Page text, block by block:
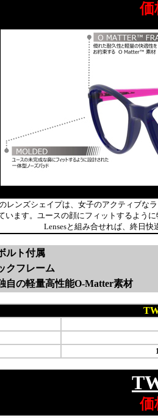
レンズシェイプは、女子のアクティブな
います。ユースの顔にフィットするよう
Lensesと組み合せれば、終日
ルト付属
クフレーム
自の軽量高性能O-Matter素材